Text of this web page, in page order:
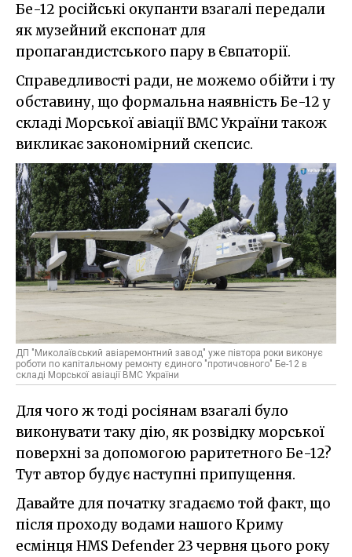
Бе-12 російські окупанти взагалі передали
як музейний експонат для
пропагандистського пару в Євпаторії.
Справедливості ради, не можемо обійти і ту
обставину, що формальна наявність Бе-12 у
складі Морської авіації ВМС України також
викликає закономірний скепсис.
ДП "Миколаївський авіаремонтний завод" уже півтора роки виконує
роботи по капітальному ремонту єдиного "протичовного" Бе-12 в
складі Морської авіації ВМС України
Для чого ж тоді росіянам взагалі було
виконувати таку дію, як розвідку морської
поверхні за допомогою раритетного Бе-12?
Тут автор будує наступні припущення.
Давайте для початку згадаємо той факт, що
після проходу водами нашого Криму
есмінця HMS Defender 23 червня цього року